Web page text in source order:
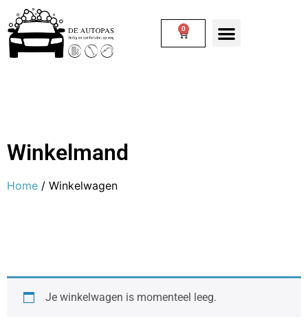
0
Winkelmand
Home / Winkelwagen
Je winkelwagen is momenteel leeg.